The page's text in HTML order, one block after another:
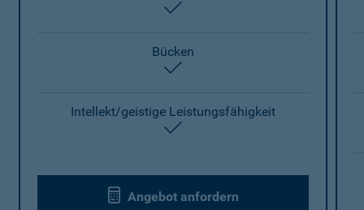
Bücken
Intellekt/geistige Leistungsfähigkeit
Angebot anfordern